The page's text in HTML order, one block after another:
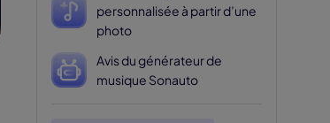
personnalisée à partir d’une
photo
Avis du générateur de
musique Sonauto